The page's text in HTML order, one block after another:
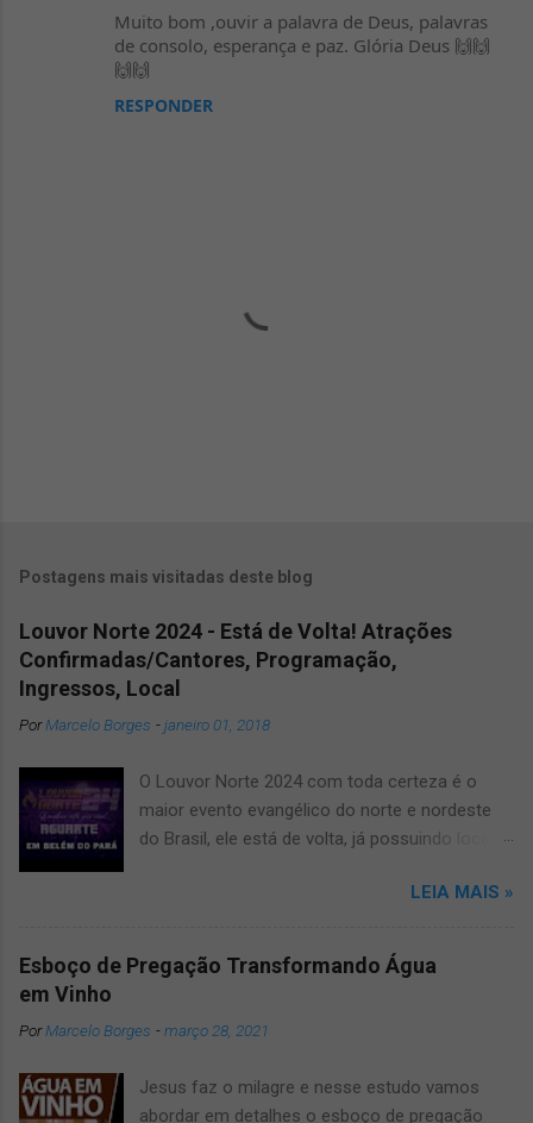
Muito bom ,ouvir a palavra de Deus, palavras
de consolo, esperança e paz. Glória Deus 🙌🙌
🙌🙌
RESPONDER
t
r
u
m
c
o
e
n
t
á
r
Postagens mais visitadas deste blog
Louvor Norte 2024 - Está de Volta! Atrações
Confirmadas/Cantores, Programação,
Ingressos, Local
PorMarcelo Borges -janeiro 01, 2018
O Louvor Norte 2024 com toda certeza é o
maior evento evangélico do norte e nordeste
do Brasil, ele está de volta, já possuindo local
novíssimo estádio Mangueirão. Informamos
festivais de musicas evangélicas teve que dar
uma pausa, mas agora voltará a todo vapor,
os amigos este artigo que aqui mesmo,
sobre o louvor norte 2024 um dos maiores
LEIA MAIS »
Esboço de Pregação Transformando Água
em Vinho
PorMarcelo Borges -março 28, 2021
Jesus faz o milagre e nesse estudo vamos
abordar em detalhes o esboço de pregação